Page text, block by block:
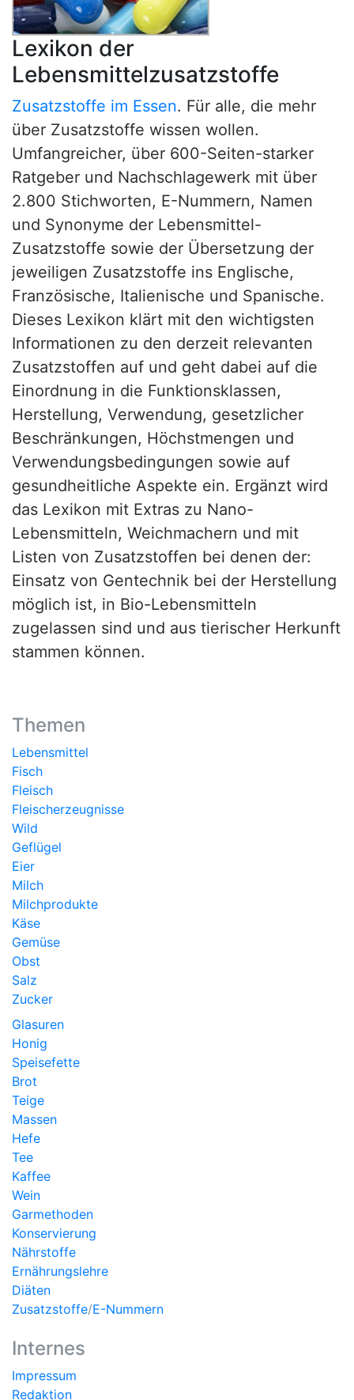
Lexikon der
Lebensmittelzusatzstoffe
Zusatzstoffe im Essen. Für alle, die mehr
über Zusatzstoffe wissen wollen.
Umfangreicher, über 600-Seiten-starker
Ratgeber und Nachschlagewerk mit über
2.800 Stichworten, E-Nummern, Namen
und Synonyme der Lebensmittel-
Zusatzstoffe sowie der Übersetzung der
jeweiligen Zusatzstoffe ins Englische,
Französische, Italienische und Spanische.
Dieses Lexikon klärt mit den wichtigsten
Informationen zu den derzeit relevanten
Zusatzstoffen auf und geht dabei auf die
Einordnung in die Funktionsklassen,
Herstellung, Verwendung, gesetzlicher
Beschränkungen, Höchstmengen und
Verwendungsbedingungen sowie auf
gesundheitliche Aspekte ein. Ergänzt wird
das Lexikon mit Extras zu Nano-
Lebensmitteln, Weichmachern und mit
Listen von Zusatzstoffen bei denen der:
Einsatz von Gentechnik bei der Herstellung
möglich ist, in Bio-Lebensmitteln
zugelassen sind und aus tierischer Herkunft
stammen können.
Themen
Lebensmittel
Fisch
Fleisch
Fleischerzeugnisse
Wild
Geflügel
Eier
Milch
Milchprodukte
Käse
Gemüse
Obst
Salz
Zucker
Glasuren
Honig
Speisefette
Brot
Teige
Massen
Hefe
Tee
Kaffee
Wein
Garmethoden
Konservierung
Nährstoffe
Ernährungslehre
Diäten
Zusatzstoffe/E-Nummern
Internes
Impressum
Redaktion